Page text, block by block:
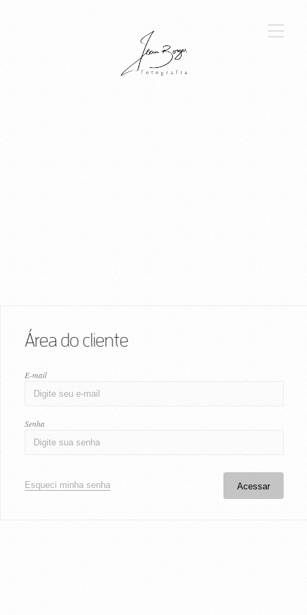
Área do cliente
E-mail
Senha
Esqueci minha senha Acessar